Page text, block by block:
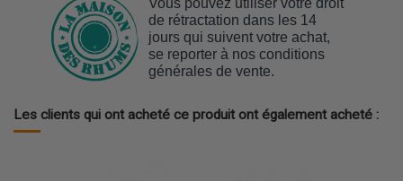
Vous pouvez utiliser votre droit
de rétractation dans les 14
jours qui suivent votre achat,
se reporter à nos conditions
générales de vente.
Les clients qui ont acheté ce produit ont également acheté :